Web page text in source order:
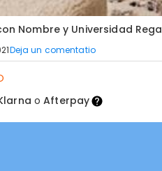
Nombre y Universidad
Deja un comentatio
oAfterpay